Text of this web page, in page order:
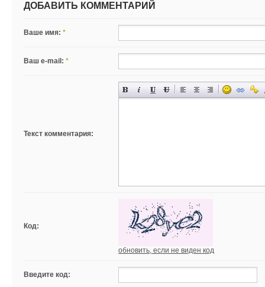
ДОБАВИТЬ КОММЕНТАРИЙ
Ваше имя: *
Ваш e-mail: *
Текст комментария:
Код:
обновить, если не виден код
Введите код: